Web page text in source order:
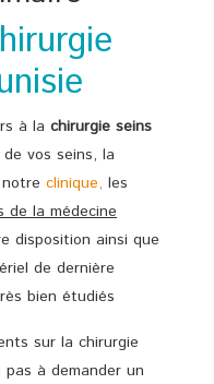
à la chirurgie seins
vos seins, la
clinique, les
de la médecine
disposition ainsi que
de dernière
bien étudiés
sur la chirurgie
à demander un